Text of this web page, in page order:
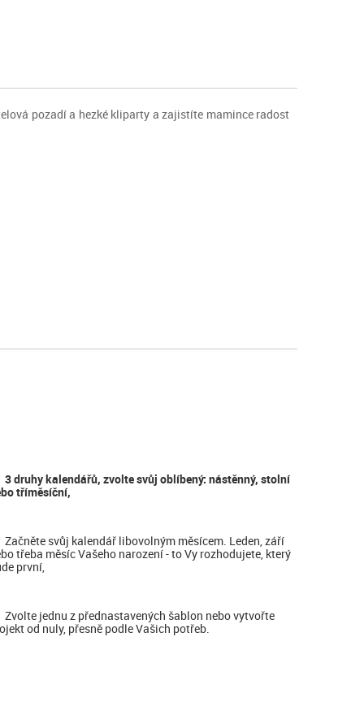
pozadí a hezké kliparty a zajistíte mamince radost
3 druhy kalendářů, zvolte svůj oblíbený: nástěnný, stolní
tříměsíční,
Začněte svůj kalendář libovolným měsícem. Leden, září
třeba měsíc Vašeho narození - to Vy rozhodujete, který
první,
Zvolte jednu z přednastavených šablon nebo vytvořte
od nuly, přesně podle Vašich potřeb.